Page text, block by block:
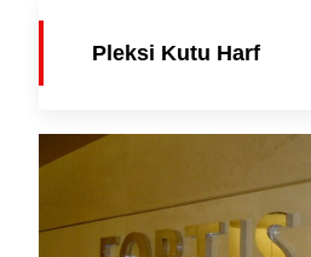
Pleksi Kutu Harf